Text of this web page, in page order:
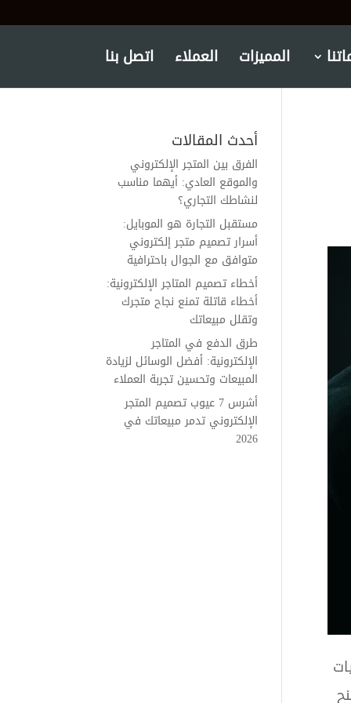
المميزات العملاء اتصل بنا
أحدث المقالات
الفرق بين المتجر الإلكتروني
والموقع العادي: أيهما مناسب
لنشاطك التجاري؟
مستقبل التجارة هو الموبايل:
أسرار تصميم متجر إلكتروني
متوافق مع الجوال باحترافية
أخطاء تصميم المتاجر الإلكترونية:
أخطاء قاتلة تمنع نجاح متجرك
وتقلل مبيعاتك
طرق الدفع في المتاجر
الإلكترونية: أفضل الوسائل لزيادة
المبيعات وتحسين تجربة العملاء
أشرس 7 عيوب تصميم المتجر
الإلكتروني تدمر مبيعاتك في
2026